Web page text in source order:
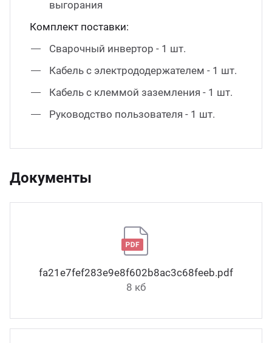
выгорания
Комплект поставки:
Сварочный инвертор - 1 шт.
Кабель с электрододержателем - 1 шт.
Кабель с клеммой заземления - 1 шт.
Руководство пользователя - 1 шт.
Документы
fa21e7fef283e9e8f602b8ac3c68feeb.pdf
8 кб